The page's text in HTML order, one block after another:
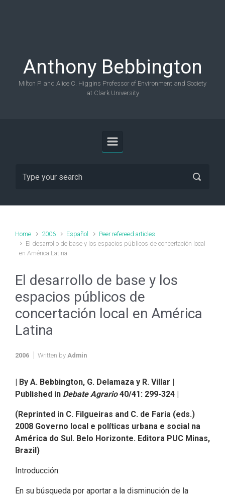
Anthony Bebbington
Milton P. and Alice C. Higgins Professor of Environment and Society
at Clark University
Home 2006 Español
Peer refereed articles
El desarrollo de base y los espacios públicos de concertación local
en América Latina
El desarrollo de base y los
espacios públicos de
concertación local en América
Latina
2006 Written by Admin
| By A. Bebbington, G. Delamaza y R. Villar |
Published in Debate Agrario40/41: 299-324 |
(Reprinted in C. Filgueiras and C. de Faria (eds.)
2008 Governo local e políticas urbana e social na
América do Sul. Belo Horizonte. Editora PUC Minas,
Brazil)
Introducción:
En su búsqueda por aportar a la disminución de la